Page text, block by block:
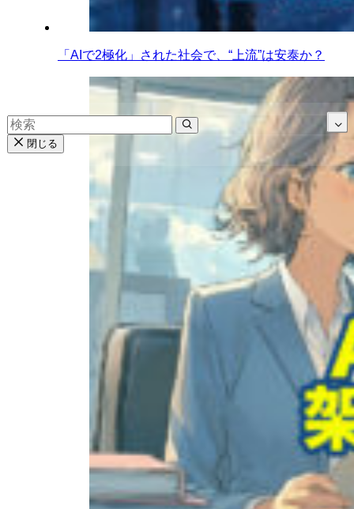
「AIで2極化」された社会で、“上流”は安泰か？
閉じる